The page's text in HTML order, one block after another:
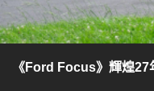
《Ford Focus》輝煌